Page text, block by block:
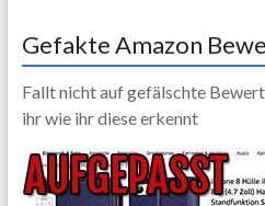
Gefakte Amazon
Fallt nicht auf gefälschte
ihr wie ihr diese erkennt